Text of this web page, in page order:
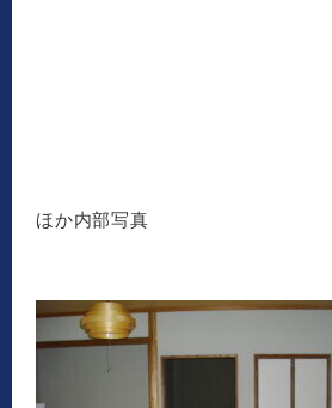
ほか内部写真